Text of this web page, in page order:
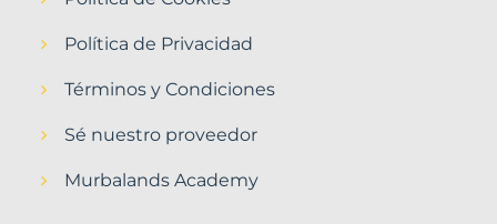
Política de Privacidad
Términos y Condiciones
Sé nuestro proveedor
Murbalands Academy